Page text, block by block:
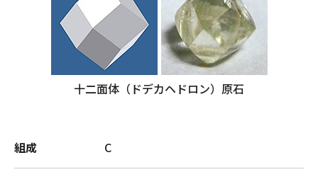
十二面体（ドデカヘドロン）原石
組成 C